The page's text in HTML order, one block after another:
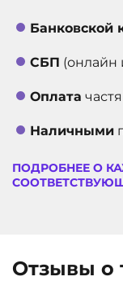
ВСТРОЕННАЯ ПАМЯТЬ
АРТИКУЛ
Банковской
СБП (онлайн
Оплата
Наличными
ПОДРОБНЕЕ О
Отзывы о